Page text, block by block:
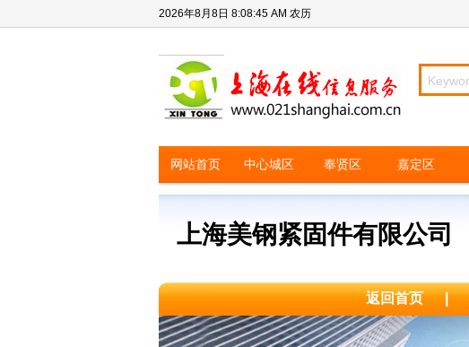
2026年8月8日 8:08:45 AM 农历
网站首页 中心城区 奉贤区 嘉定区
上海美钢紧固件有限公司
返回首页 |